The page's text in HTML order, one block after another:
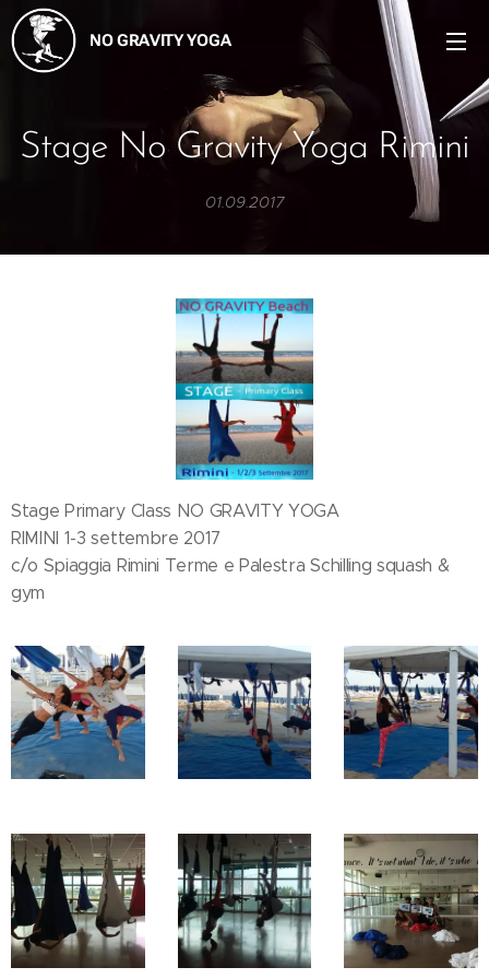
NO GRAVITY YOGA
Stage No Gravity Yoga Rimini
01.09.2017
Stage Primary Class NO GRAVITY YOGA
RIMINI 1-3 settembre 2017
c/o Spiaggia Rimini Terme e Palestra Schilling squash &
gym